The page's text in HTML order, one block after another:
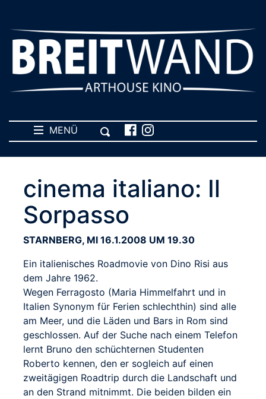
MENÜ
cinema italiano: Il
Sorpasso
STARNBERG, MI 16.1.2008 UM 19.30
Ein italienisches Roadmovie von Dino Risi aus
dem Jahre 1962.
Wegen Ferragosto (Maria Himmelfahrt und in
Italien Synonym für Ferien schlechthin) sind alle
am Meer, und die Läden und Bars in Rom sind
geschlossen. Auf der Suche nach einem Telefon
lernt Bruno den schüchternen Studenten
Roberto kennen, den er sogleich auf einen
zweitägigen Roadtrip durch die Landschaft und
an den Strand mitnimmt. Die beiden bilden ein